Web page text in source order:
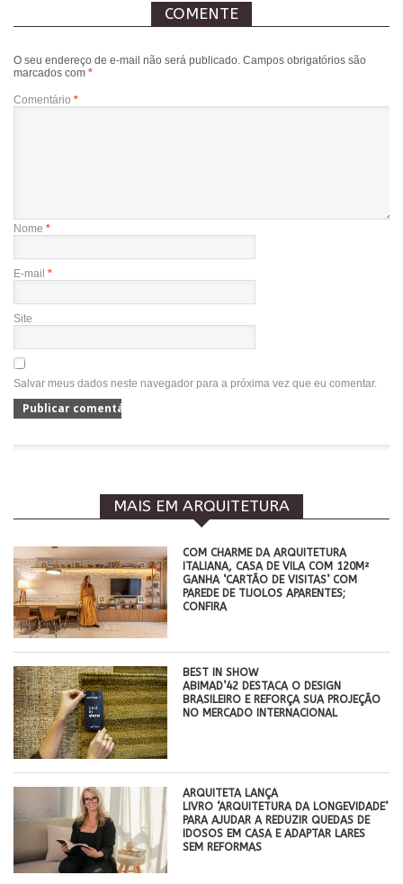
COMENTE
O seu endereço de e-mail não será publicado. Campos obrigatórios são
marcados com *
Comentário *
Nome *
E-mail *
Site
Salvar meus dados neste navegador para a próxima vez que eu comentar.
MAIS EM ARQUITETURA
COM CHARME DA ARQUITETURA
ITALIANA, CASA DE VILA COM 120M²
GANHA ‘CARTÃO DE VISITAS’ COM
PAREDE DE TIJOLOS APARENTES;
CONFIRA
BEST IN SHOW
ABIMAD’42 DESTACA O DESIGN
BRASILEIRO E REFORÇA SUA PROJEÇÃO
NO MERCADO INTERNACIONAL
ARQUITETA LANÇA
LIVRO ‘ARQUITETURA DA LONGEVIDADE’
PARA AJUDAR A REDUZIR QUEDAS DE
IDOSOS EM CASA E ADAPTAR LARES
SEM REFORMAS